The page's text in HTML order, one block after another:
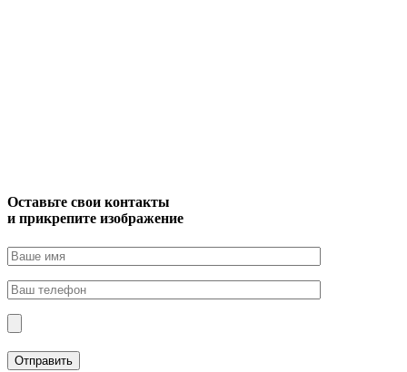
Оставьте свои контакты
и прикрепите изображение